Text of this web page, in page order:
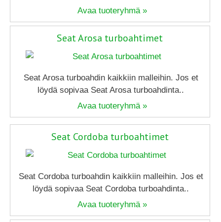
Avaa tuoteryhmä »
Seat Arosa turboahtimet
Seat Arosa turboahdin kaikkiin malleihin. Jos et
löydä sopivaa Seat Arosa turboahdinta..
Avaa tuoteryhmä »
Seat Cordoba turboahtimet
Seat Cordoba turboahdin kaikkiin malleihin. Jos et
löydä sopivaa Seat Cordoba turboahdinta..
Avaa tuoteryhmä »